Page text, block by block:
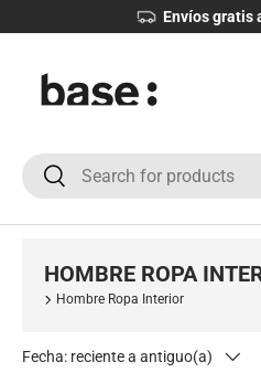
Envíos gratis
BuscarBuscar
HOMBRE ROPA
Hombre Ropa Interior
Fecha: reciente a antiguo(a)